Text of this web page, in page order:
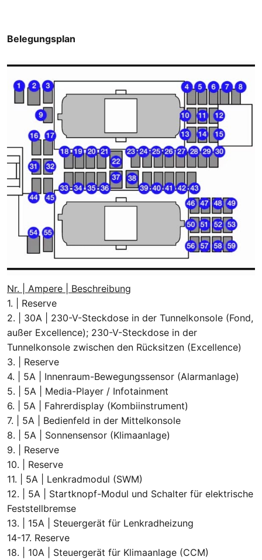
Belegungsplan
Nr. | Ampere | Beschreibung
1. | Reserve
2. | 30A | 230-V-Steckdose in der Tunnelkonsole (Fond,
außer Excellence); 230-V-Steckdose in der
Tunnelkonsole zwischen den Rücksitzen (Excellence)
3. | Reserve
4. | 5A | Innenraum-Bewegungssensor (Alarmanlage)
5. | 5A | Media-Player / Infotainment
6. | 5A | Fahrerdisplay (Kombiinstrument)
7. | 5A | Bedienfeld in der Mittelkonsole
8. | 5A | Sonnensensor (Klimaanlage)
9. | Reserve
10. | Reserve
11. | 5A | Lenkradmodul (SWM)
12. | 5A | Startknopf-Modul und Schalter für elektrische
Feststellbremse
13. | 15A | Steuergerät für Lenkradheizung
14-17. Reserve
18. | 10A | Steuergerät für Klimaanlage (CCM)